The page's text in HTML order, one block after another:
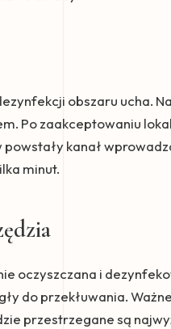
obszaru ucha.
Po zaakceptowaniu
kanał
minut.
oczyszczana i
do przekłuwania.
przestrzegane są